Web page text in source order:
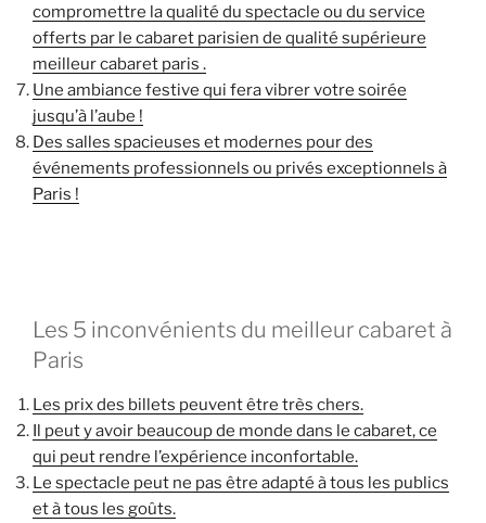
compromettre la qualité du spectacle ou du service
offerts par le cabaret parisien de qualité supérieure
meilleur cabaret paris .
Une ambiance festive qui fera vibrer votre soirée
jusqu’à l’aube !
Des salles spacieuses et modernes pour des
événements professionnels ou privés exceptionnels à
Paris !
Les 5 inconvénients du meilleur cabaret à
Paris
Les prix des billets peuvent être très chers.
Il peut y avoir beaucoup de monde dans le cabaret, ce
qui peut rendre l’expérience inconfortable.
Le spectacle peut ne pas être adapté à tous les publics
et à tous les goûts.